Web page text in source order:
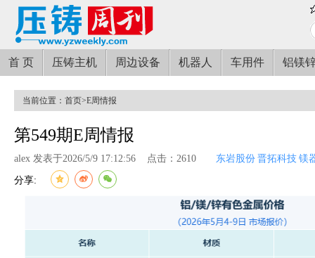
首 页 压铸主机 周边设备 机器人 车用件 铝镁
当前位置： 首页>E周情报
第549期E周情报
alex 发表于2026/5/9 17:12:56 点击：2610 东岩股份 晋拓科技 镁
分享: